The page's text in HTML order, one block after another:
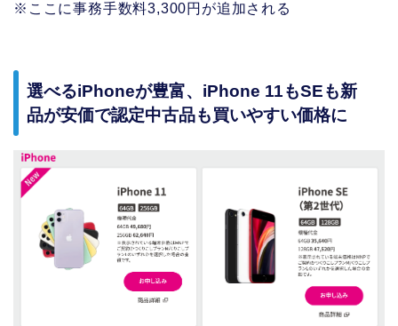
※ここに事務手数料3,300円が追加される
選べるiPhoneが豊富、iPhone 11もSEも新
品が安価で認定中古品も買いやすい価格に